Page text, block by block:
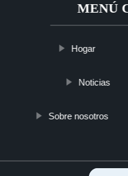
MENÚ
Hogar
Noticias
Sobre nosotros